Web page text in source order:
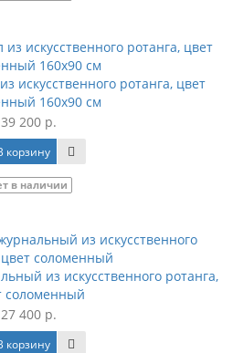
искусственного ротанга, цвет
160х90 см
39 200 р.
корзину
в наличии
из искусственного ротанга,
соломенный
27 400 р.
корзину